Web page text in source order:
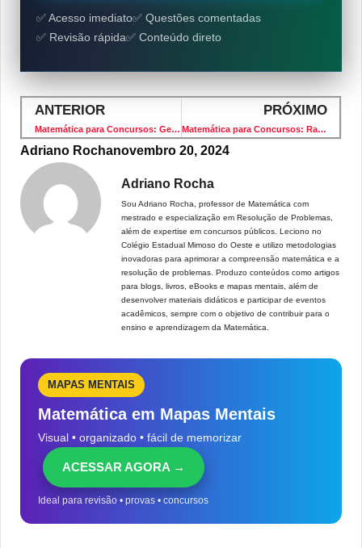
✅ Acesso imediato✅ Questões comentadas
✅ Revisão rápida✅ Conteúdo direto
ANTERIOR
Matemática para Concursos: Geometria Plana – Banca VUNESP – Nível Médio
PRÓXIMO
Matemática para Concursos: Razão e Proporção – Banca VUNESP – Nível Médio
Adriano Rochanovembro 20, 2024
Adriano Rocha
Sou Adriano Rocha, professor de Matemática com
mestrado e especialização em Resolução de Problemas,
além de expertise em concursos públicos. Leciono no
Colégio Estadual Mimoso do Oeste e utilizo metodologias
inovadoras para aprimorar a compreensão matemática e a
resolução de problemas. Produzo conteúdos como artigos
para blogs, livros, eBooks e mapas mentais, além de
desenvolver materiais didáticos e participar de eventos
acadêmicos, sempre com o objetivo de contribuir para o
ensino e aprendizagem da Matemática.
MAPAS MENTAIS
Matemática em Mapas Mentais
Visual • organizado • fácil de memorizar
ACESSAR AGORA →
Ideal para revisão • provas • concursos